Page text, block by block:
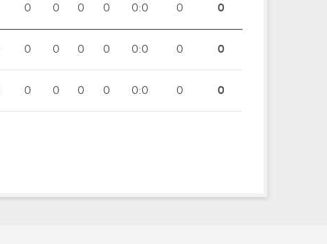
0 0 0 0 0:0 0 0
0 0 0 0 0:0 0 0
0 0 0 0 0:0 0 0